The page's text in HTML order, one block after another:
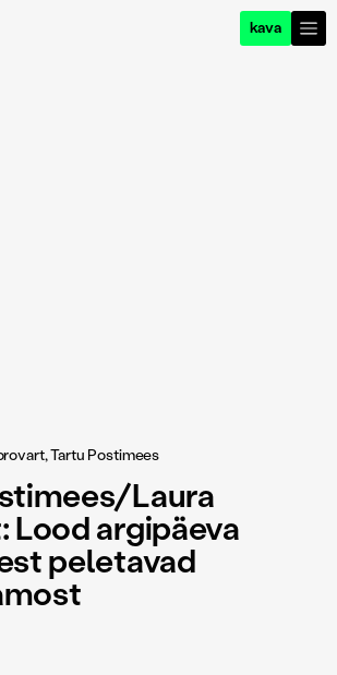
kava
Tartu Postimees
Laura
Lood argipäeva
peletavad